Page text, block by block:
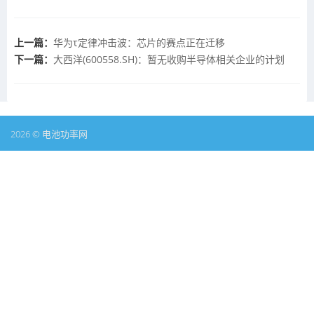
上一篇： 华为τ定律冲击波：芯片的赛点正在迁移
下一篇： 大西洋(600558.SH)：暂无收购半导体相关企业的计划
2026 © 电池功率网